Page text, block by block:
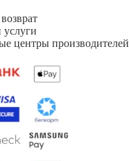
центры производителей